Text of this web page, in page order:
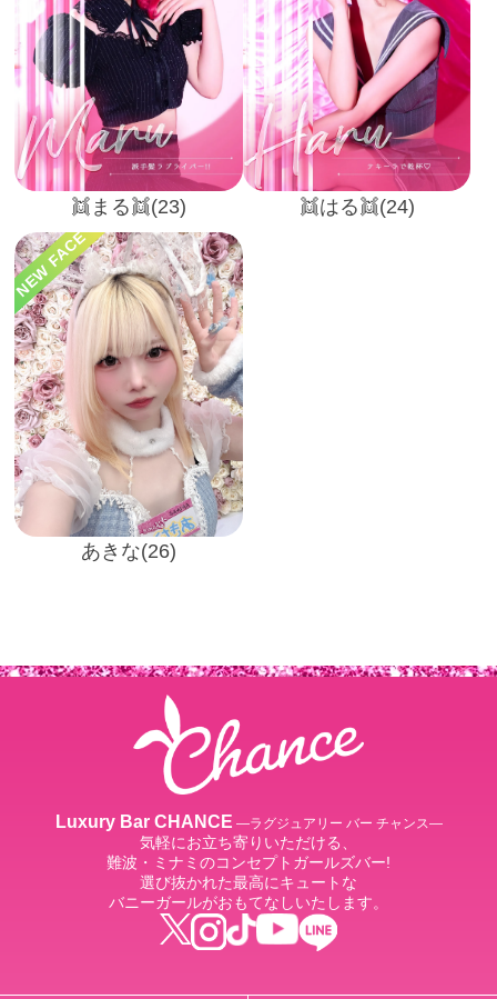
👯まる👯(23) 👯はる👯(24)
NEW FACE
あきな(26)
Luxury Bar CHANCE ―ラグジュアリー バー チャンス―
気軽にお立ち寄りいただける、
難波・ミナミのコンセプトガールズバー!
選び抜かれた最高にキュートな
バニーガールがおもてなしいたします。